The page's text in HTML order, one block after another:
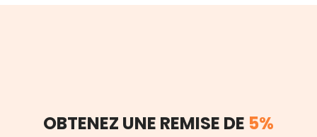
OBTENEZ UNE REMISE DE 5%